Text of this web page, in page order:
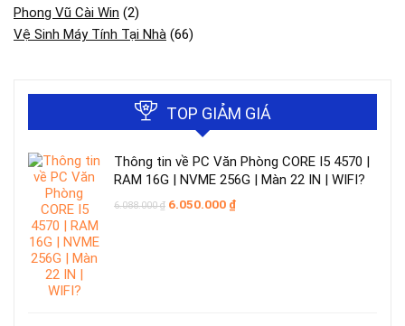
Phong Vũ Cài Win (2)
Vệ Sinh Máy Tính Tại Nhà (66)
TOP GIẢM GIÁ
Thông tin về PC Văn Phòng CORE I5 4570 |
RAM 16G | NVME 256G | Màn 22 IN | WIFI?
6.088.000₫ Giá
6.050.000 ₫Giá